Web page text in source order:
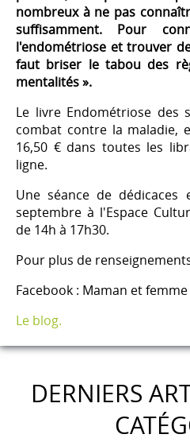
nombreux à ne pas
suffisamment. Pour
l'endométriose et trouver
faut briser le tabou des
mentalités ».
Le livre Endométriose des
combat contre la maladie,
16,50 € dans toutes les
ligne.
Une séance de
septembre à l'Espace
de 14h à 17h30.
Pour plus de
Facebook : Maman et
Le blog.
DERNIERS